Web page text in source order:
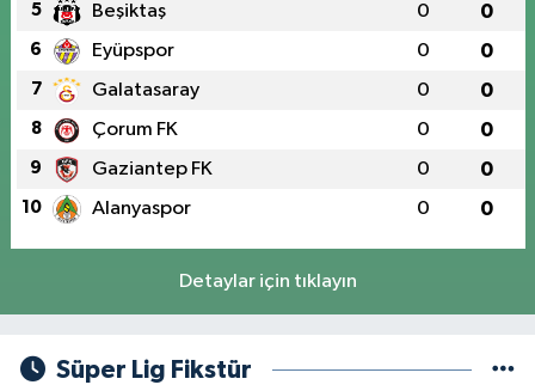
5 Beşiktaş 0 0
6 Eyüpspor 0 0
7 Galatasaray 0 0
8 Çorum FK 0 0
9 Gaziantep FK 0 0
10 Alanyaspor 0 0
Detaylar için tıklayın
Süper Lig Fikstür